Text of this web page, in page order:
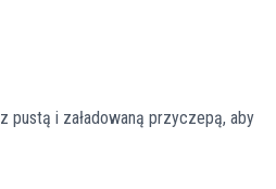
pustą i załadowaną przyczepą, aby